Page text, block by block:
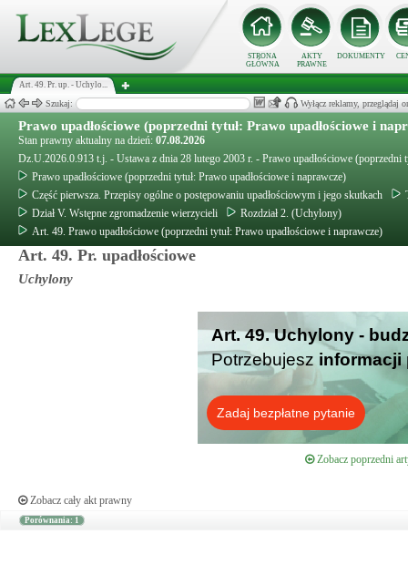
STRONA
GŁÓWNA
AKTY
PRAWNE
DOKUMENTY
Art. 49. Pr. up. - Uchylo...
Szukaj: Wyłącz reklamy, przeglądaj
Prawo upadłościowe (poprzedni tytuł: Prawo upadłościowe i
Stan prawny aktualny na dzień: 07.08.2026
Dz.U.2026.0.913 t.j. - Ustawa z dnia 28 lutego 2003 r. - Prawo upadłościowe (poprzedni
Prawo upadłościowe (poprzedni tytuł: Prawo upadłościowe i naprawcze)
Część pierwsza. Przepisy ogólne o postępowaniu upadłościowym i jego skutkach
Dział V. Wstępne zgromadzenie wierzycieli
Rozdział 2. (Uchylony)
Art. 49. Prawo upadłościowe (poprzedni tytuł: Prawo upadłościowe i naprawcze)
Art. 49. Pr. upadłościowe
Uchylony
Art. 49. Uchylony -
Potrzebujesz informacji
Zadaj bezpłatne pytanie
Zobacz poprzedni
Zobacz cały akt prawny
Porównania: 1